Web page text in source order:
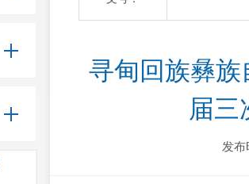
寻甸回族彝
届三
发布